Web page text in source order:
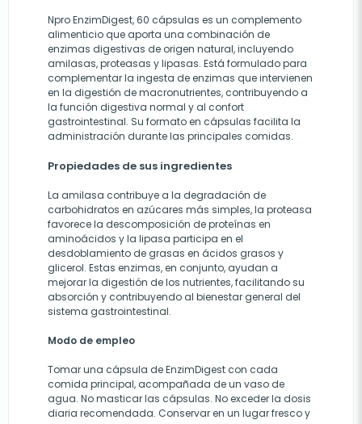
Npro EnzimDigest, 60 cápsulas es un complemento
alimenticio que aporta una combinación de
enzimas digestivas de origen natural, incluyendo
amilasas, proteasas y lipasas. Está formulado para
complementar la ingesta de enzimas que intervienen
en la digestión de macronutrientes, contribuyendo a
la función digestiva normal y al confort
gastrointestinal. Su formato en cápsulas facilita la
administración durante las principales comidas.
Propiedades de sus ingredientes
La amilasa contribuye a la degradación de
carbohidratos en azúcares más simples, la proteasa
favorece la descomposición de proteínas en
aminoácidos y la lipasa participa en el
desdoblamiento de grasas en ácidos grasos y
glicerol. Estas enzimas, en conjunto, ayudan a
mejorar la digestión de los nutrientes, facilitando su
absorción y contribuyendo al bienestar general del
sistema gastrointestinal.
Modo de empleo
Tomar una cápsula de EnzimDigest con cada
comida principal, acompañada de un vaso de
agua. No masticar las cápsulas. No exceder la dosis
diaria recomendada. Conservar en un lugar fresco y